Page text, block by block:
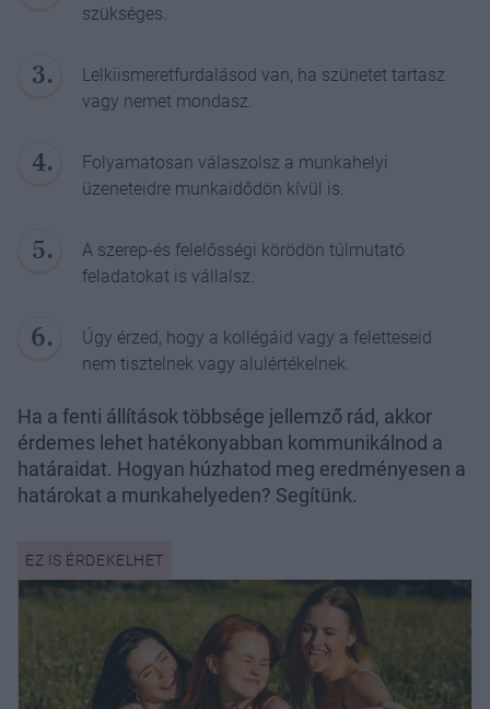
szükséges.
Lelkiismeretfurdalásod van, ha szünetet tartasz
vagy nemet mondasz.
Folyamatosan válaszolsz a munkahelyi
üzeneteidre munkaidődön kívül is.
A szerep-és felelősségi körödön túlmutató
feladatokat is vállalsz.
Úgy érzed, hogy a kollégáid vagy a feletteseid
nem tisztelnek vagy alulértékelnek.
Ha a fenti állítások többsége jellemző rád, akkor
érdemes lehet hatékonyabban kommunikálnod a
határaidat. Hogyan húzhatod meg eredményesen a
határokat a munkahelyeden? Segítünk.